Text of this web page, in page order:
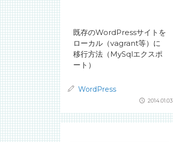
既存のWordPressサイトを
ローカル（vagrant等）に
移行方法（MySqlエクスポ
ート）
WordPress
2014.01.03